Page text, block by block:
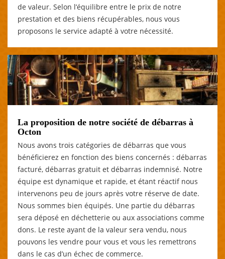
de valeur. Selon l’équilibre entre le prix de notre
prestation et des biens récupérables, nous vous
proposons le service adapté à votre nécessité.
La proposition de notre société de débarras à
Octon
Nous avons trois catégories de débarras que vous
bénéficierez en fonction des biens concernés : débarras
facturé, débarras gratuit et débarras indemnisé. Notre
équipe est dynamique et rapide, et étant réactif nous
intervenons peu de jours après votre réserve de date.
Nous sommes bien équipés. Une partie du débarras
sera déposé en déchetterie ou aux associations comme
dons. Le reste ayant de la valeur sera vendu, nous
pouvons les vendre pour vous et vous les remettrons
dans le cas d’un échec de commerce.